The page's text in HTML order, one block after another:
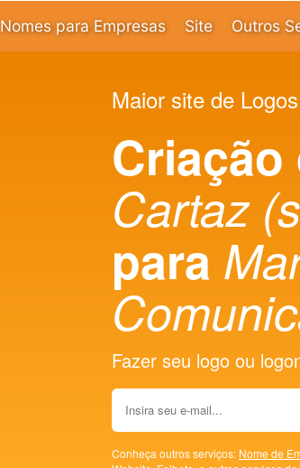
Nomes para Empresas Site Outros
Maior site de
Criação
Cartaz
para
Fazer seu logo ou
Conheça outros serviços: Nome de